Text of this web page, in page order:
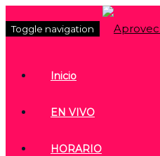
Toggle navigation
Inicio
EN VIVO
HORARIO